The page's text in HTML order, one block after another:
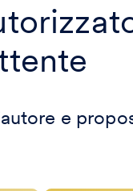
e